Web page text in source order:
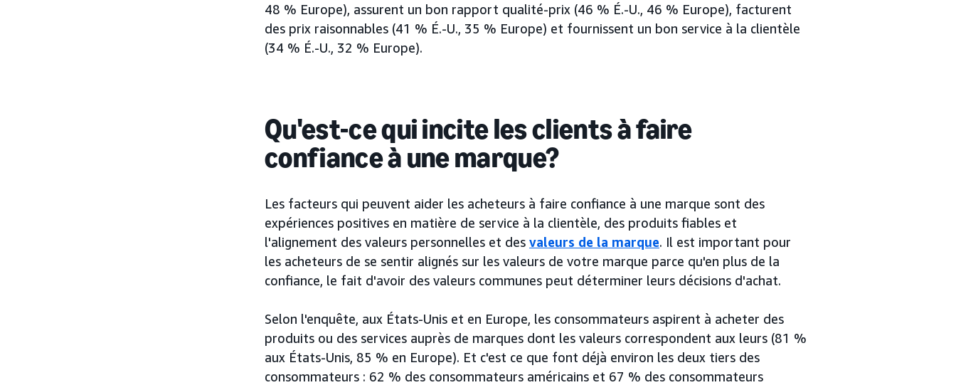
48 % Europe), assurent un bon rapport qualité-prix (46 % É.-U., 46 % Europe), facturent
des prix raisonnables (41 % É.-U., 35 % Europe) et fournissent un bon service à la clientèle
(34 % É.-U., 32 % Europe).
Qu'est-ce qui incite les clients à faire
confiance à une marque?
Les facteurs qui peuvent aider les acheteurs à faire confiance à une marque sont des
expériences positives en matière de service à la clientèle, des produits fiables et
l'alignement des valeurs personnelles et des valeurs de la marque. Il est important pour
les acheteurs de se sentir alignés sur les valeurs de votre marque parce qu'en plus de la
confiance, le fait d'avoir des valeurs communes peut déterminer leurs décisions d'achat.
Selon l'enquête, aux États-Unis et en Europe, les consommateurs aspirent à acheter des
produits ou des services auprès de marques dont les valeurs correspondent aux leurs (81 %
aux États-Unis, 85 % en Europe). Et c'est ce que font déjà environ les deux tiers des
consommateurs : 62 % des consommateurs américains et 67 % des consommateurs